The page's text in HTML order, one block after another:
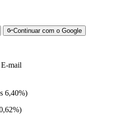
Continuar com o Google
E-mail
6,40%)